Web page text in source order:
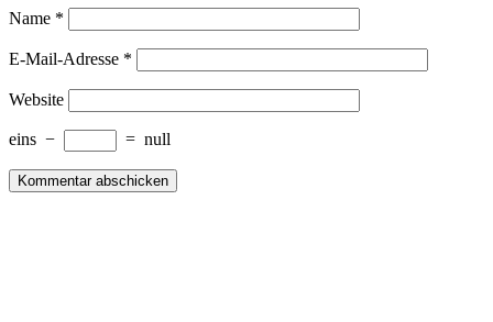
Name *
E-Mail-Adresse *
Website
eins − = null